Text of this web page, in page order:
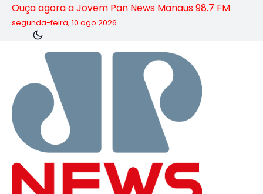
Ouça agora a Jovem Pan News Manaus 98.7 FM
segunda-feira, 10 ago 2026